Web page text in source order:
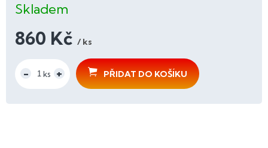
Skladem
860 Kč / ks
cena:
PŘIDAT DO KOŠÍKU